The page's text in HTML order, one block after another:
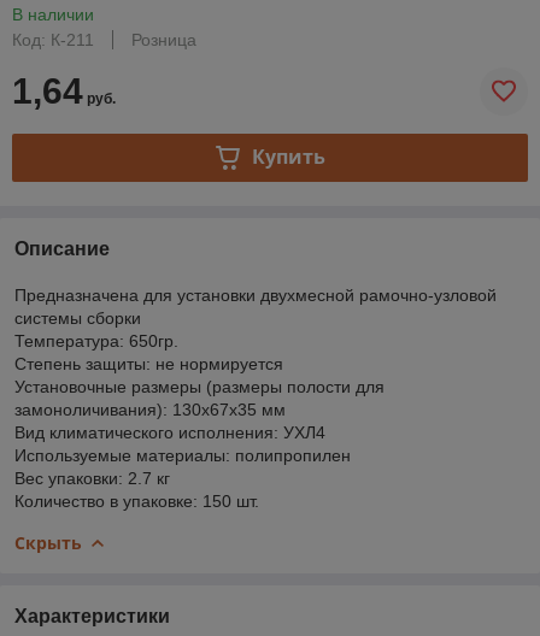
В наличии
Код: К-211
Розница
1,64 руб.
Купить
Описание
Предназначена для установки двухмесной рамочно-узловой
системы сборки
Температура: 650гр.
Степень защиты: не нормируется
Установочные размеры (размеры полости для
замоноличивания): 130х67х35 мм
Вид климатического исполнения: УХЛ4
Используемые материалы: полипропилен
Вес упаковки: 2.7 кг
Количество в упаковке: 150 шт.
Скрыть
Характеристики